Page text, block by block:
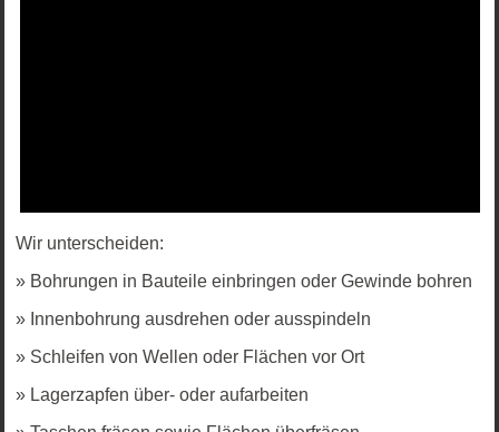
Wir unterscheiden:
» Bohrungen in Bauteile einbringen oder Gewinde bohren
» Innenbohrung ausdrehen oder ausspindeln
» Schleifen von Wellen oder Flächen vor Ort
» Lagerzapfen über- oder aufarbeiten